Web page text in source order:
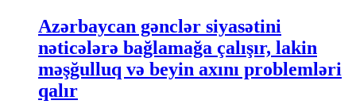
Azərbaycan gənclər siyasətini
nəticələrə bağlamağa çalışır, lakin
məşğulluq və beyin axını problemləri
qalır